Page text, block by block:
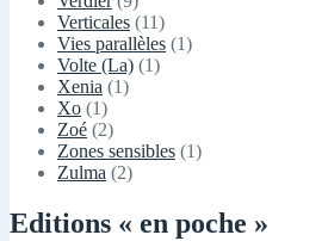
Verticales (11)
Vies parallèles (1)
Volte (La) (1)
Xenia (1)
Xo (1)
Zoé (2)
Zones sensibles (1)
Zulma (2)
Editions « en poche »